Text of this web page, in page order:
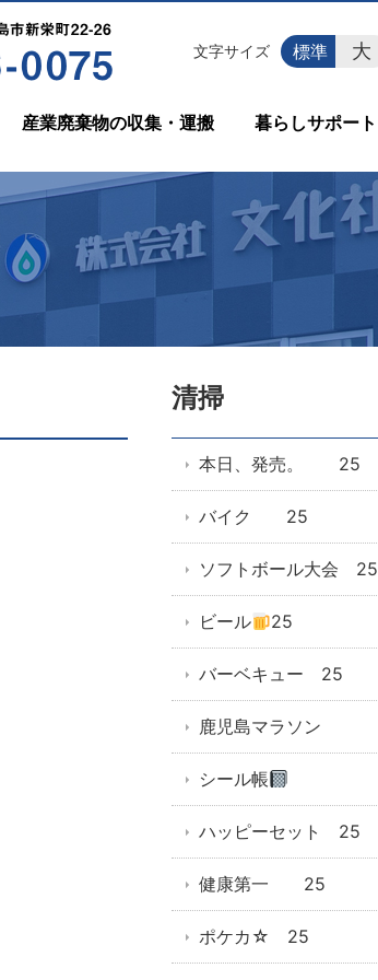
産業廃棄物の収集・運搬 暮らしサポート
文字サイズ 標準 大
清掃
本日、発売。 25
バイク 25
ソフトボール大会 25
ビール 25
バーベキュー 25
鹿児島マラソン
シール帳
ハッピーセット 25
健康第一 25
ポケカ☆ 25